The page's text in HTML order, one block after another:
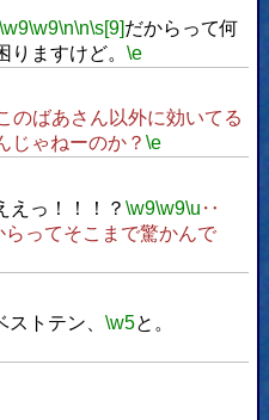
\w9\w9\n\n\s[9]だからって何
ますけど。 \e
のばあさん以外に効いてる
じゃねーのか？ \e
えっ！！！？ \w9\w9\u ‥
ってそこまで驚かんで
トテン、 \w5と。